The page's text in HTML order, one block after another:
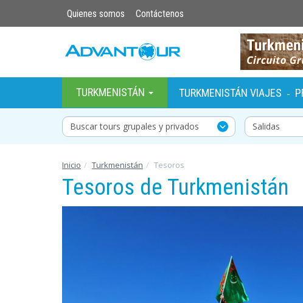
Quienes somos Contáctenos
TURKMENISTÁN TURKMENISTÁN VIAJES -
Buscar tours grupales y privados
Inicio Turkmenistán Tesoros
Tesoros de Turkmenistán